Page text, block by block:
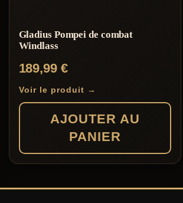
Gladius Pompei de combat
Windlass
189,99 €
Voir le produit →
AJOUTER AU
PANIER